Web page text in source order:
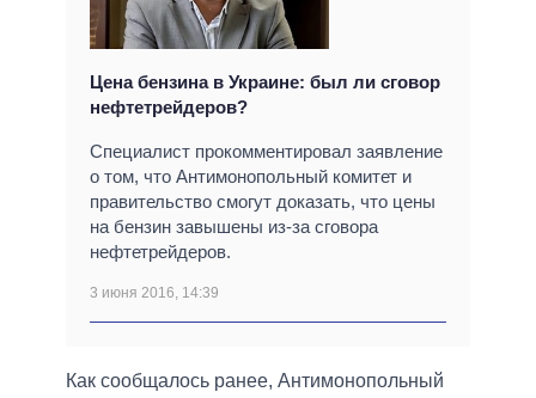
Цена бензина в Украине: был ли сговор
нефтетрейдеров?
Специалист прокомментировал заявление
о том, что Антимонопольный комитет и
правительство смогут доказать, что цены
на бензин завышены из-за сговора
нефтетрейдеров.
3 июня 2016, 14:39
Как сообщалось ранее, Антимонопольный